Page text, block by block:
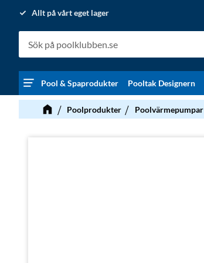
Allt på vårt eget lager
Pool & Spaprodukter Pooltak Designern
Poolprodukter Poolvärmepumpar